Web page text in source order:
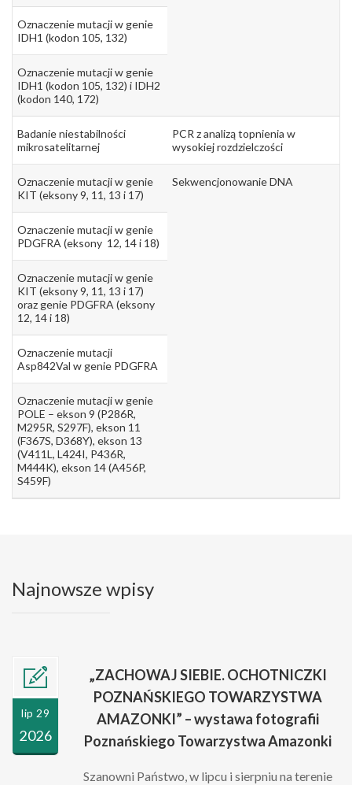
Oznaczenie mutacji w genie
IDH1 (kodon 105, 132)
Oznaczenie mutacji w genie
IDH1 (kodon 105, 132) i IDH2
(kodon 140, 172)
Badanie niestabilności
mikrosatelitarnej
PCR z analizą topnienia w
wysokiej rozdzielczości
Oznaczenie mutacji w genie
KIT (eksony 9, 11, 13 i 17)
Sekwencjonowanie DNA
Oznaczenie mutacji w genie
PDGFRA (eksony 12, 14 i 18)
Oznaczenie mutacji w genie
KIT (eksony 9, 11, 13 i 17)
oraz genie PDGFRA (eksony
12, 14 i 18)
Oznaczenie mutacji
Asp842Val w genie PDGFRA
Oznaczenie mutacji w genie
POLE – ekson 9 (P286R,
M295R, S297F), ekson 11
(F367S, D368Y), ekson 13
(V411L, L424I, P436R,
M444K), ekson 14 (A456P,
S459F)
Najnowsze wpisy
lip 29
2026
„ZACHOWAJ SIEBIE. OCHOTNICZKI
POZNAŃSKIEGO TOWARZYSTWA
AMAZONKI” – wystawa fotografii
Poznańskiego Towarzystwa Amazonki
Szanowni Państwo, w lipcu i sierpniu na terenie